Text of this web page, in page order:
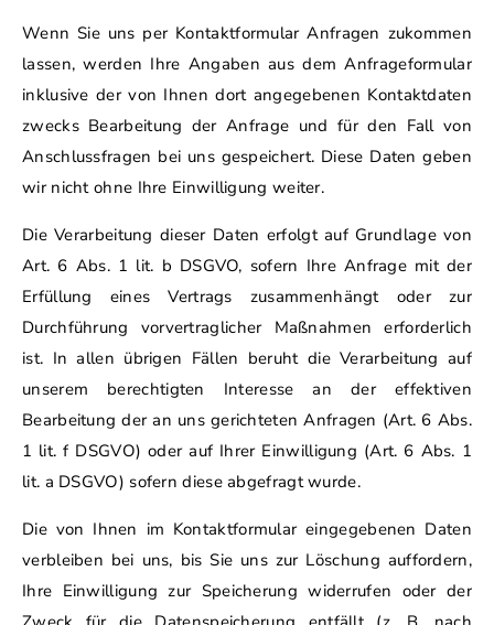
Wenn Sie uns per Kontaktformular Anfragen zukommen
lassen, werden Ihre Angaben aus dem Anfrageformular
inklusive der von Ihnen dort angegebenen Kontaktdaten
zwecks Bearbeitung der Anfrage und für den Fall von
Anschlussfragen bei uns gespeichert. Diese Daten geben
wir nicht ohne Ihre Einwilligung weiter.
Die Verarbeitung dieser Daten erfolgt auf Grundlage von
Art. 6 Abs. 1 lit. b DSGVO, sofern Ihre Anfrage mit der
Erfüllung eines Vertrags zusammenhängt oder zur
Durchführung vorvertraglicher Maßnahmen erforderlich
ist. In allen übrigen Fällen beruht die Verarbeitung auf
unserem berechtigten Interesse an der effektiven
Bearbeitung der an uns gerichteten Anfragen (Art. 6 Abs.
1 lit. f DSGVO) oder auf Ihrer Einwilligung (Art. 6 Abs. 1
lit. a DSGVO) sofern diese abgefragt wurde.
Die von Ihnen im Kontaktformular eingegebenen Daten
verbleiben bei uns, bis Sie uns zur Löschung auffordern,
Ihre Einwilligung zur Speicherung widerrufen oder der